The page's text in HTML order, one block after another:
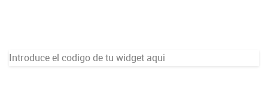
Introduce el codigo de tu widget aqui